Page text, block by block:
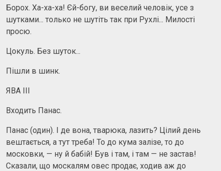
Борох. Ха-ха-ха! Єй-богу, ви веселий человік, усе з
шутками... только не шутіть так при Рухлі... Милості
просю.
Цокуль. Без шуток...
Пішли в шинк.
ЯВА III
Входить Панас.
Панас (один). І де вона, тварюка, лазить? Цілий день
вештається, а тут треба! То до кума залізе, то до
московки, — ну й бабій! Був і там, і там — не застав!
Сказали, що москалям овес продає, ходив аж до